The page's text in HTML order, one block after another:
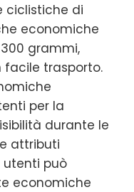
ciclistiche di
economiche
grammi,
facile trasporto.
per la
durante le
attributi
utenti può
economiche